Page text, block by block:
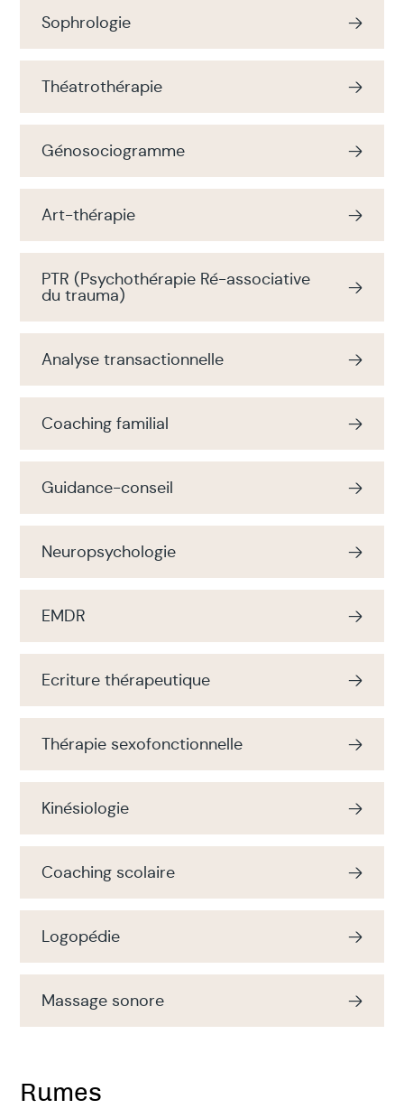
Sophrologie
Théatrothérapie
Génosociogramme
Art-thérapie
PTR (Psychothérapie Ré-associative
du trauma)
Analyse transactionnelle
Coaching familial
Guidance-conseil
Neuropsychologie
EMDR
Ecriture thérapeutique
Thérapie sexofonctionnelle
Kinésiologie
Coaching scolaire
Logopédie
Massage sonore
Rumes